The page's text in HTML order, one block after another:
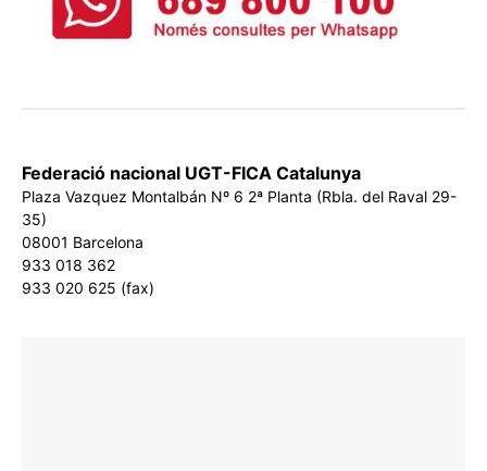
Federació nacional UGT-FICA Catalunya
Plaza Vazquez Montalbán Nº 6 2ª Planta (Rbla. del Raval 29-
35)
08001 Barcelona
933 018 362
933 020 625 (fax)